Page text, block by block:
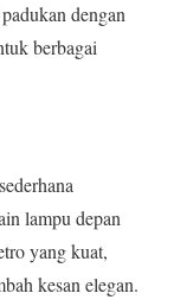
dengan
berbagai
lampu depan
yang kuat,
kesan elegan.